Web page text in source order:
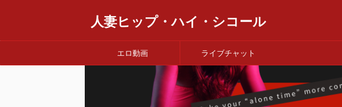
人妻ヒップ・ハイ・シコール
エロ動画 ライブチャット